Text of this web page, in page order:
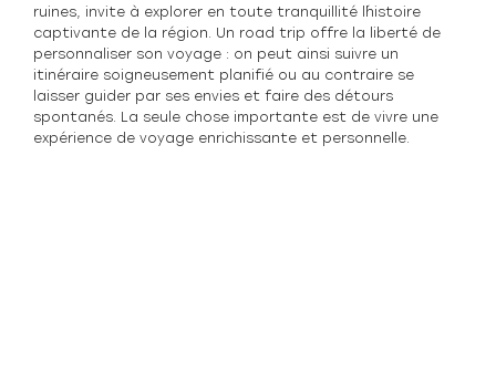
ruines, invite à explorer en toute tranquillité l´histoire
captivante de la région. Un road trip offre la liberté de
personnaliser son voyage : on peut ainsi suivre un
itinéraire soigneusement planifié ou au contraire se
laisser guider par ses envies et faire des détours
spontanés. La seule chose importante est de vivre une
expérience de voyage enrichissante et personnelle.